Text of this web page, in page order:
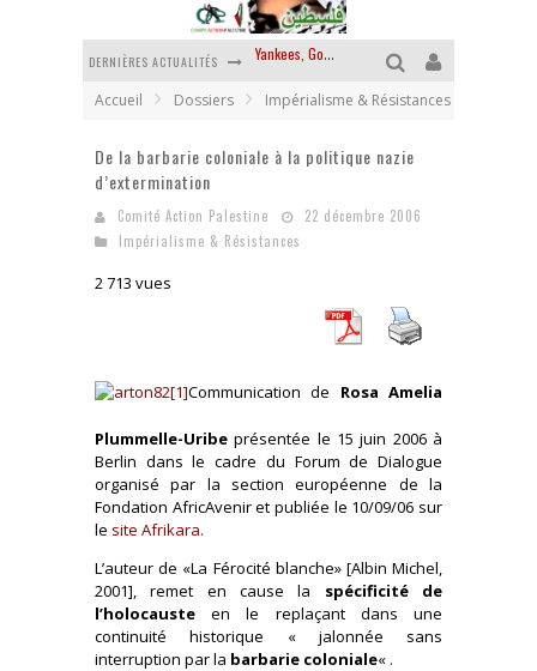
DERNIÈRES ACTUALITÉS Chantage terroriste
La révolution ou rien
Des accords de paix sans le peuple et contre le peuple
Accueil Dossiers Impérialisme & Résistances
De la barbarie coloniale à la politique nazie
d’extermination
Comité Action Palestine
22 décembre 2006
Impérialisme & Résistances
2 713 vues
Communication de Rosa Amelia
Plummelle-Uribe présentée le 15 juin 2006 à
Berlin dans le cadre du Forum de Dialogue
organisé par la section européenne de la
Fondation AfricAvenir et publiée le 10/09/06 sur
le site Afrikara.
L’auteur de «La Férocité blanche» [Albin Michel,
2001], remet en cause la spécificité de
l’holocauste en le replaçant dans une
continuité historique « jalonnée sans
interruption par la barbarie coloniale« .